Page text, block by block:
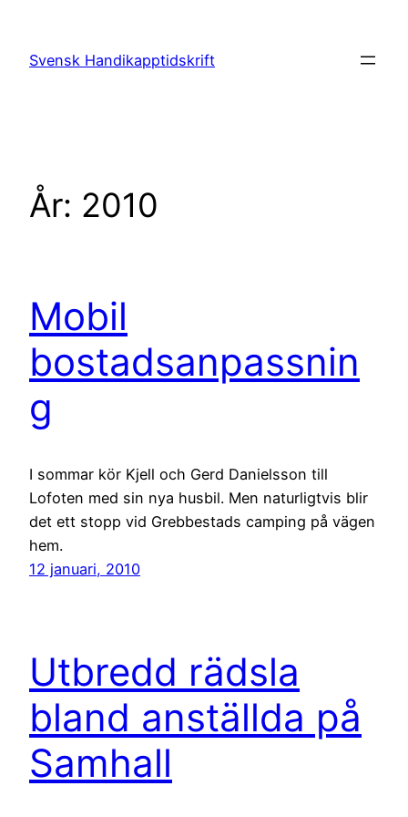
innehåll
Svensk Handikapptidskrift
År: 2010
Mobil
bostadsanpassnin
g
I sommar kör Kjell och Gerd Danielsson till
Lofoten med sin nya husbil. Men naturligtvis blir
det ett stopp vid Grebbestads camping på vägen
hem.
12 januari, 2010
Utbredd rädsla
bland anställda på
Samhall